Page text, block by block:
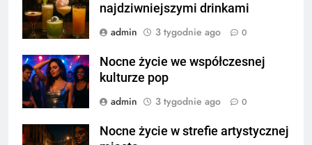
najdziwniejszymi drinkami
admin
3 tygodnie ago 0
Nocne życie we współczesnej
kulturze pop
admin
3 tygodnie ago 0
Nocne życie w strefie artystycznej